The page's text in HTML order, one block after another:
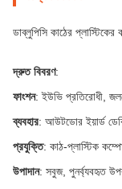
ডাব্লুপিসি কাঠের
দ্রুত বিবরণ:
ফাংশন: ইউভি প্রতিরোধী,
ব্যবহার: আউটডোর ইয়ার্ড
প্রযুক্তি: কাঠ-প্লাস্টিক
উপাদান: সবুজ, পুনর্ব্যবহৃত